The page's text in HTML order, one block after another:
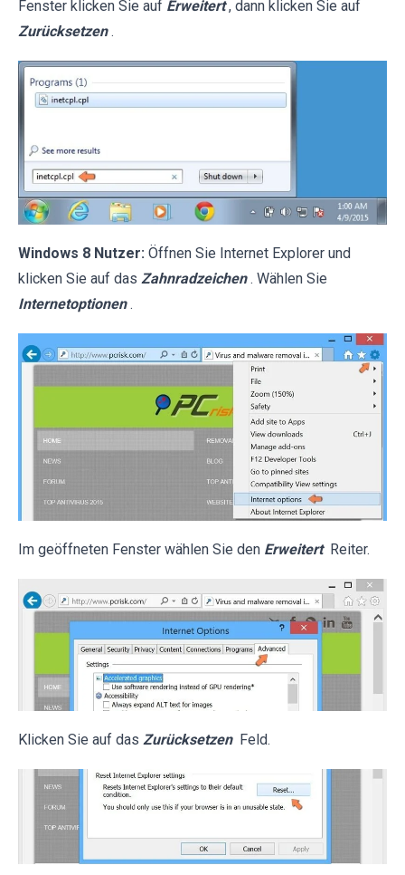
Fenster klicken Sie auf Erweitert , dann klicken Sie auf
Zurücksetzen .
Windows 8 Nutzer: Öffnen Sie Internet Explorer und
klicken Sie auf das Zahnradzeichen . Wählen Sie
Internetoptionen .
Im geöffneten Fenster wählen Sie den Erweitert Reiter.
Klicken Sie auf das Zurücksetzen Feld.